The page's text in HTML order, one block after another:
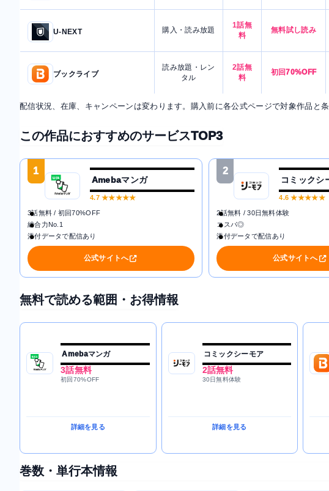
U-NEXT 購入・読み放題
1話無
料
無料試し読み
ブックライブ
読み放題・レン
タル
2話無
料
初回70%OFF
配信状況、在庫、キャンペーンは変わります。購入前に各公式ページで対象作品と
この作品におすすめのサービスTOP3
1
Amebaマンガ
4.7★★★★★
3話無料 / 初回70%OFF
総合力No.1
添付データで配信あり
公式サイトへ
2
コミックシ
4.6 ★★★★★
2話無料 / 30日無料体験
コスパ◎
添付データで配信あり
公式サイトへ
無料で読める範囲・お得情報
Amebaマンガ
3話無料
初回70%OFF
詳細を見る
コミックシーモア
2話無料
30日無料体験
詳細を見る
巻数・単行本情報